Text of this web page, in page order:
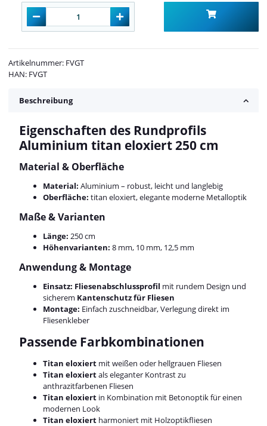
Artikelnummer: FVGT
HAN: FVGT
Beschreibung
Eigenschaften des Rundprofils
Aluminium titan eloxiert 250 cm
Material & Oberfläche
Material: Aluminium – robust, leicht und langlebig
Oberfläche: titan eloxiert, elegante moderne Metalloptik
Maße & Varianten
Länge: 250 cm
Höhenvarianten: 8 mm, 10 mm, 12,5 mm
Anwendung & Montage
Einsatz: Fliesenabschlussprofil mit rundem Design und
sicherem Kantenschutz für Fliesen
Montage: Einfach zuschneidbar, Verlegung direkt im
Fliesenkleber
Passende Farbkombinationen
Titan eloxiertmit weißen oder hellgrauen Fliesen
Titan eloxiertals eleganter Kontrast zu
anthrazitfarbenen Fliesen
Titan eloxiertin Kombination mit Betonoptik für einen
modernen Look
Titan eloxiertharmoniert mit Holzoptikfliesen